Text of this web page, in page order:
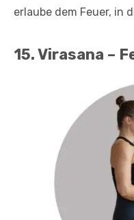
erlaube dem Feuer, in
15. Virasana –